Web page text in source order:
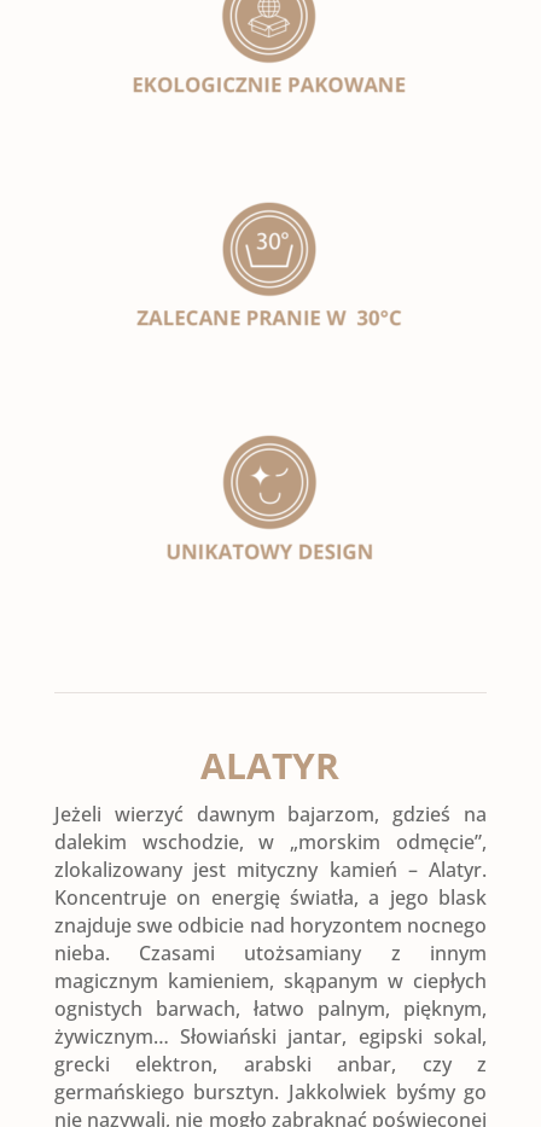
ALATYR
Jeżeli wierzyć dawnym bajarzom, gdzieś na
dalekim wschodzie, w „morskim odmęcie”,
zlokalizowany jest mityczny kamień – Alatyr.
Koncentruje on energię światła, a jego blask
znajduje swe odbicie nad horyzontem nocnego
nieba. Czasami utożsamiany z innym
magicznym kamieniem, skąpanym w ciepłych
ognistych barwach, łatwo palnym, pięknym,
żywicznym… Słowiański jantar, egipski sokal,
grecki elektron, arabski anbar, czy z
germańskiego bursztyn. Jakkolwiek byśmy go
nie nazywali, nie mogło zabraknąć poświęconej